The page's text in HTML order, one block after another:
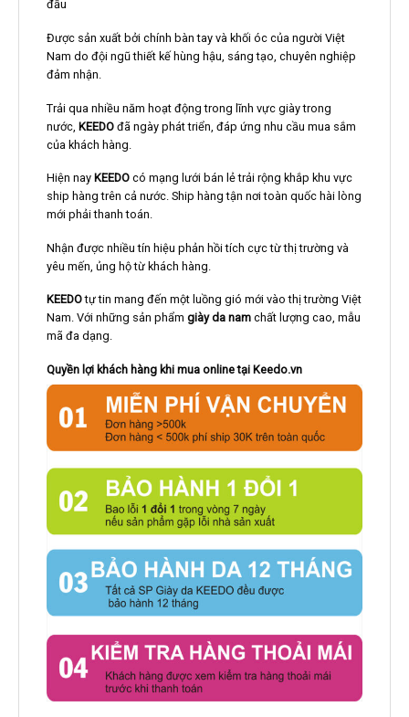
đầu
Được sản xuất bởi chính bàn tay và khối óc của người Việt
Nam do đội ngũ thiết kế hùng hậu, sáng tạo, chuyên nghiệp
đảm nhận.
Trải qua nhiều năm hoạt động trong lĩnh vực giày trong
nước, KEEDOđã ngày phát triển, đáp ứng nhu cầu mua sắm
của khách hàng.
Hiện nay KEEDOcó mạng lưới bán lẻ trải rộng khắp khu vực
ship hàng trên cả nước. Ship hàng tận nơi toàn quốc hài lòng
mới phải thanh toán.
Nhận được nhiều tín hiệu phản hồi tích cực từ thị trường và
yêu mến, ủng hộ từ khách hàng.
KEEDOtự tin mang đến một luồng gió mới vào thị trường Việt
Nam. Với những sản phẩm giày da namchất lượng cao, mẫu
mã đa dạng.
Quyền lợi khách hàng khi mua online tại Keedo.vn